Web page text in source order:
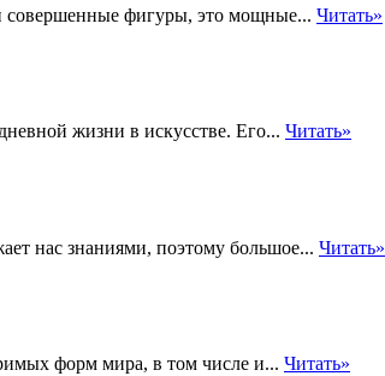
совершенные фигуры, это мощные... Читать»
жизни в искусстве. Его... Читать»
нас знаниями, поэтому большое... Читать»
форм мира, в том числе и... Читать»